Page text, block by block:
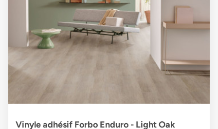
Vinyle adhésif Forbo Enduro - Light Oak